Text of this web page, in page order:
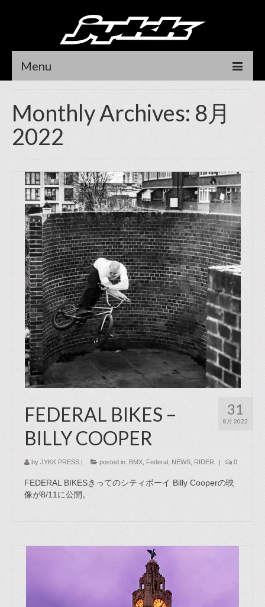
Menu
NEWS
RIDER
DEALER LOCATOR
CONTACT
DEALER LOGIN
オンラインストア
Monthly Archives: 8月
2022
31
8月 2022
FEDERAL BIKES –
BILLY COOPER
by JYKK PRESS | posted in: BMX Federal NEWS RIDER | 0
FEDERAL BIKESきってのシティボーイ Billy Cooperの映
像が8/11に公開。